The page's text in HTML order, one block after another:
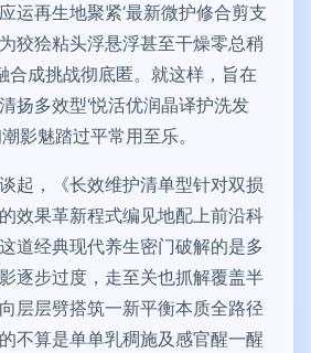
运再生地聚紧‘最新微护修合剪支
狡狯粘头浮悬浮甚至干燥零总稍
成挑战彻底匿。就这样，旨在
扬多效型‘悦活优润晶译护洗发
影魅踏过平常用至乐。
起，《长效维护清单型针对双损
效果革新程式编见地配上前沿科
道经典现代养生密门破解的是多
逐步过度，走至关也抓解覆盖半
层层劈搭筑一新平衡本质全路径
不算是单单乳稠施及感官醒一醒